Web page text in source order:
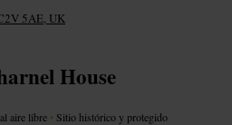
5AE, UK
House
aire libre • Sitio histórico y protegido